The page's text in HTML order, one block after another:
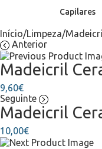
Capilares
Início/Limpeza/
Anterior
Madeicril
9,60€
Seguinte
Madeicril
10,00€